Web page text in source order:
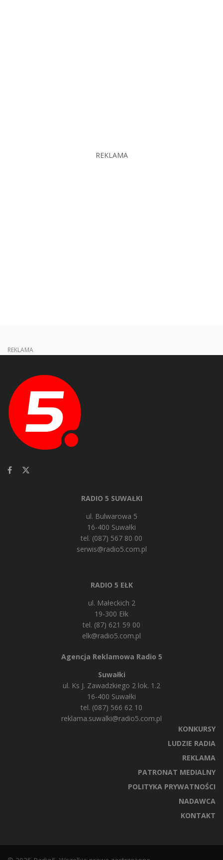
REKLAMA
REKLAMA
RADIO 5 SUWAŁKI
ul. Bulwarowa 5
16-400 Suwałki
tel. (087) 567 80 00
serwis@radio5.com.pl
RADIO 5 EŁK
ul. Małeckich 2
19-300 Ełk
tel. (87) 621 59 00
elk@radio5.com.pl
Agencja Reklamowa Radio 5
Suwałki
ul. Ks J. Zawadzkiego 2 lok. 1.2
16-400 Suwałki
tel. (087) 566 62 10
reklama.suwalki@radio5.com.pl
KONKURSY
LUDZIE RADIA
REKLAMA
PATRONAT MEDIALNY
POLITYKA PRYWATNOŚCI
NADAWCA
KONTAKT